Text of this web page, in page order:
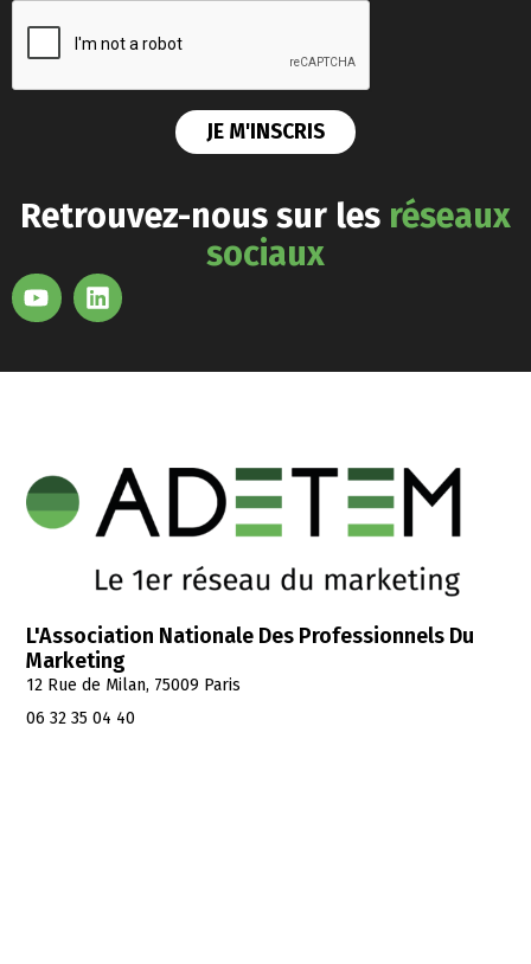
Retrouvez-nous sur les réseaux
sociaux
L'Association Nationale Des Professionnels Du
Marketing
12 Rue de Milan, 75009 Paris
06 32 35 04 40